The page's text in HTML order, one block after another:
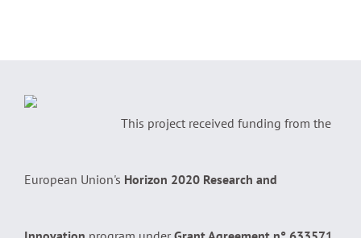
This project received funding from the
European Union's Horizon 2020 Research and